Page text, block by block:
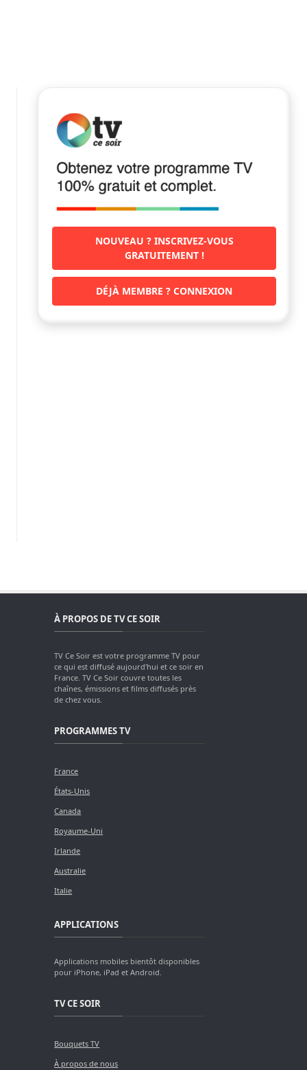
NOUVEAU ? INSCRIVEZ-VOUS
GRATUITEMENT !
DÉJÀ MEMBRE ? CONNEXION
À PROPOS DE TV CE SOIR
TV Ce Soir est votre programme TV pour
ce qui est diffusé aujourd'hui et ce soir en
France. TV Ce Soir couvre toutes les
chaînes, émissions et films diffusés près
de chez vous.
PROGRAMMES TV
France
États-Unis
Canada
Royaume-Uni
Irlande
Australie
Italie
APPLICATIONS
Applications mobiles bientôt disponibles
pour iPhone, iPad et Android.
TV CE SOIR
Bouquets TV
À propos de nous